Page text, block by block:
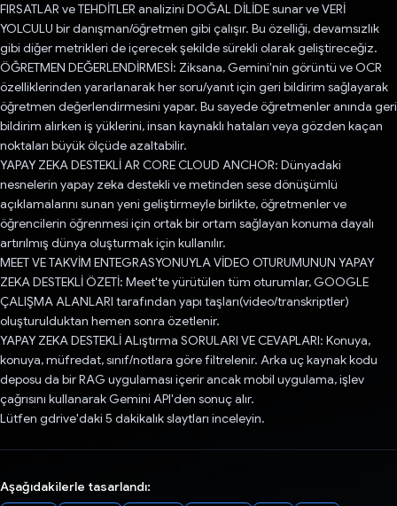
FIRSATLAR ve TEHDİTLER analizini DOĞAL DİLİDE sunar ve VERİ
YOLCULU bir danışman/öğretmen gibi çalışır. Bu özelliği, devamsızlık
gibi diğer metrikleri de içerecek şekilde sürekli olarak geliştireceğiz.
ÖĞRETMEN DEĞERLENDİRMESİ: Ziksana, Gemini'nin görüntü ve OCR
özelliklerinden yararlanarak her soru/yanıt için geri bildirim sağlayarak
öğretmen değerlendirmesini yapar. Bu sayede öğretmenler anında geri
bildirim alırken iş yüklerini, insan kaynaklı hataları veya gözden kaçan
noktaları büyük ölçüde azaltabilir.
YAPAY ZEKA DESTEKLİ AR CORE CLOUD ANCHOR: Dünyadaki
nesnelerin yapay zeka destekli ve metinden sese dönüşümlü
açıklamalarını sunan yeni geliştirmeyle birlikte, öğretmenler ve
öğrencilerin öğrenmesi için ortak bir ortam sağlayan konuma dayalı
artırılmış dünya oluşturmak için kullanılır.
MEET VE TAKVİM ENTEGRASYONUYLA VİDEO OTURUMUNUN YAPAY
ZEKA DESTEKLİ ÖZETİ: Meet'te yürütülen tüm oturumlar, GOOGLE
ÇALIŞMA ALANLARI tarafından yapı taşları(video/transkriptler)
oluşturulduktan hemen sonra özetlenir.
YAPAY ZEKA DESTEKLİ ALıştırma SORULARI VE CEVAPLARI: Konuya,
konuya, müfredat, sınıf/notlara göre filtrelenir. Arka uç kaynak kodu
deposu da bir RAG uygulaması içerir ancak mobil uygulama, işlev
çağrısını kullanarak Gemini API'den sonuç alır.
Lütfen gdrive'daki 5 dakikalık slaytları inceleyin.
Aşağıdakilerle tasarlandı: